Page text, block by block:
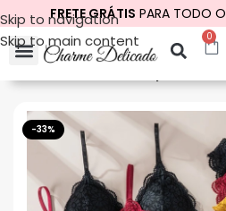
Skip to navigation
Skip to main content
FRETE GRÁTIS PARA TODO O
0
-33%